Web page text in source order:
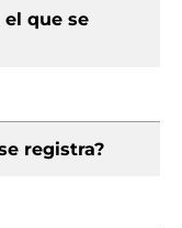
que se
registra?